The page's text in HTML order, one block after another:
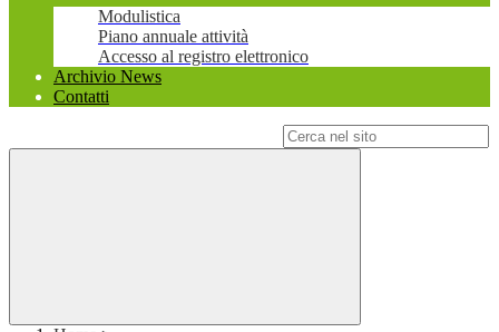
Modulistica
Piano annuale attività
Accesso al registro elettronico
Archivio News
Contatti